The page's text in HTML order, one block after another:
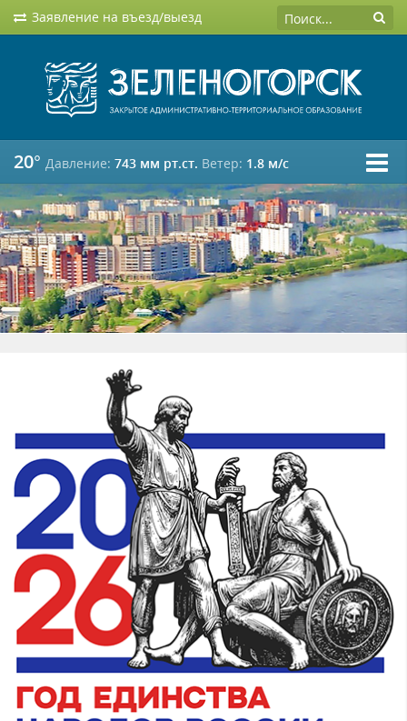
Заявление на въезд/выезд
20° Давление: 743 мм рт.ст. Ветер: 1.8 м/c